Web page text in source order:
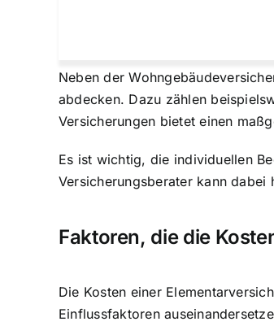
Neben der
abdecken. Dazu zählen
Versicherungen bietet einen
Es ist wichtig, die individuellen
Versicherungsberater kann
Faktoren, die die
Die Kosten einer
Einflussfaktoren